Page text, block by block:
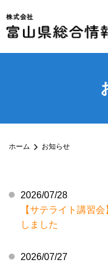
ホーム お知らせ
2026/07/28
【サテライト講習
しました
2026/07/27